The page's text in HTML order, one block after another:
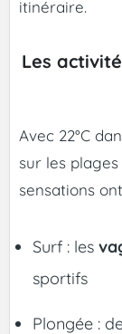
itinéraire.
Les
Avec 22°C
sur les
sensations
Surf : les
sportifs
Plongée :